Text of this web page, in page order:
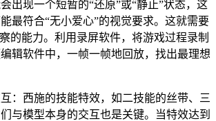
出现一个短暂的“还原”或“静止”状态，这
最符合“无小爱心”的视觉要求。这就需要
的能力。利用录屏软件，将游戏过程录制
辑软件中，一帧一帧地回放，找出最理想
：西施的技能特效，如二技能的丝带、三
与模型本身的交互也是关键。当特效达到